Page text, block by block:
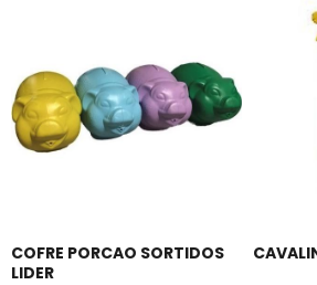
COFRE PORCAO SORTIDOS
LIDER